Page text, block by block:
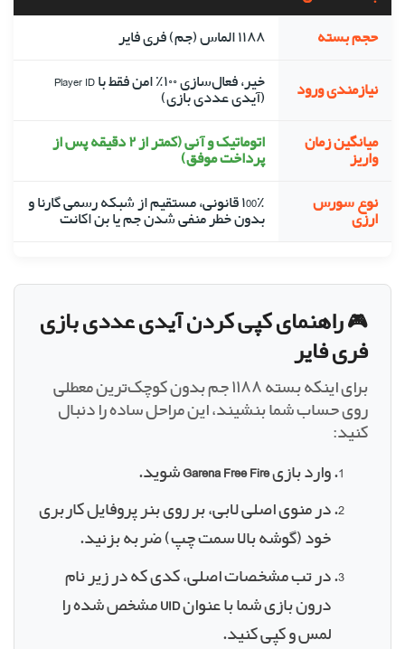
حجم بسته ۱۱۸۸ الماس (جم) فری فایر
نیازمندی ورود خیر، فعال‌سازی ۱۰۰٪ امن فقط با Player ID
(آیدی عددی بازی)
میانگین زمان
واریز
اتوماتیک و آنی (کمتر از ۲ دقیقه پس از
پرداخت موفق)
نوع سورس
ارزی
۱00٪ قانونی، مستقیم از شبکه رسمی گارنا و
بدون خطر منفی شدن جم یا بن اکانت
🎮 راهنمای کپی کردن آیدی عددی بازی
فری فایر
برای اینکه بسته ۱۱۸۸ جم بدون کوچک‌ترین معطلی
روی حساب شما بنشیند، این مراحل ساده را دنبال
کنید:
وارد بازیGarena Free Fireشوید.
در منوی اصلی لابی، بر روی بنر پروفایل کاربری
خود (گوشه بالا سمت چپ) ضربه بزنید.
در تب مشخصات اصلی، کدی که در زیر نام
درون بازی شما با عنوانUIDمشخص شده را
لمس و کپی کنید.